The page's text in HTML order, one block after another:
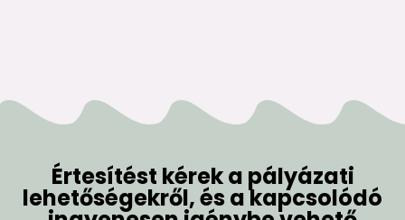
Értesítést kérek a pályázati
lehetőségekről, és a kapcsolódó